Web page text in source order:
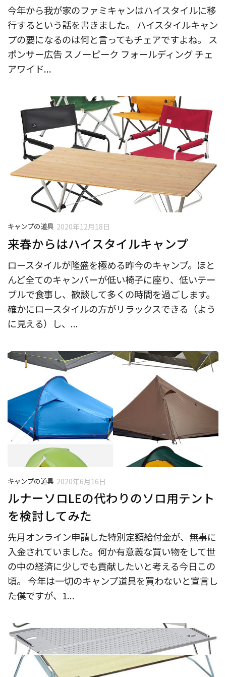
今年から我が家のファミキャンはハイスタイルに移
行するという話を書きました。 ハイスタイルキャン
プの要になるのは何と言ってもチェアですよね。 ス
ポンサー広告 スノーピーク フォールディング チェ
アワイド...
キャンプの道具 2020年12月18日
来春からはハイスタイルキャンプ
ロースタイルが隆盛を極める昨今のキャンプ。ほと
んど全てのキャンパーが低い椅子に座り、低いテー
ブルで食事し、歓談して多くの時間を過ごします。
確かにロースタイルの方がリラックスできる（よう
に見える）し、...
キャンプの道具 2020年6月16日
ルナーソロLEの代わりのソロ用テント
を検討してみた
先月オンライン申請した特別定額給付金が、無事に
入金されていました。何か有意義な買い物をして世
の中の経済に少しでも貢献したいと考える今日この
頃。 今年は一切のキャンプ道具を買わないと宣言し
た僕ですが、1...